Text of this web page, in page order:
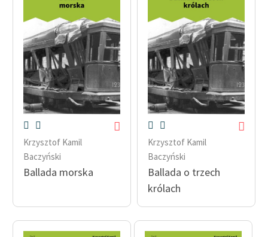
Krzysztof Kamil
Baczyński
Ballada morska
Krzysztof Kamil
Baczyński
Ballada o trzech
królach